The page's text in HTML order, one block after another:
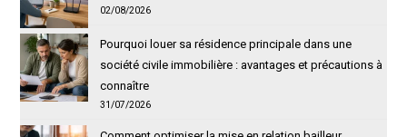
02/08/2026
Pourquoi louer sa résidence principale dans une
société civile immobilière : avantages et précautions à
connaître
31/07/2026